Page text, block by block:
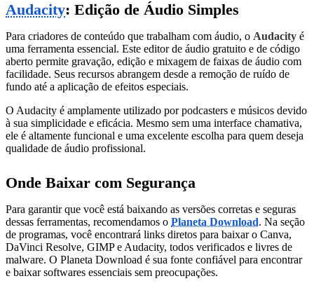
Audacity: Edição de Áudio Simples
Para criadores de conteúdo que trabalham com áudio, o Audacity é
uma ferramenta essencial. Este editor de áudio gratuito e de código
aberto permite gravação, edição e mixagem de faixas de áudio com
facilidade. Seus recursos abrangem desde a remoção de ruído de
fundo até a aplicação de efeitos especiais.
O Audacity é amplamente utilizado por podcasters e músicos devido
à sua simplicidade e eficácia. Mesmo sem uma interface chamativa,
ele é altamente funcional e uma excelente escolha para quem deseja
qualidade de áudio profissional.
Onde Baixar com Segurança
Para garantir que você está baixando as versões corretas e seguras
dessas ferramentas, recomendamos o Planeta Download. Na seção
de programas, você encontrará links diretos para baixar o Canva,
DaVinci Resolve, GIMP e Audacity, todos verificados e livres de
malware. O Planeta Download é sua fonte confiável para encontrar
e baixar softwares essenciais sem preocupações.